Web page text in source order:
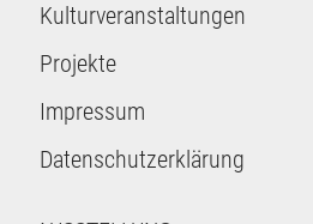
Kulturveranstaltungen
Projekte
Impressum
Datenschutzerklärung